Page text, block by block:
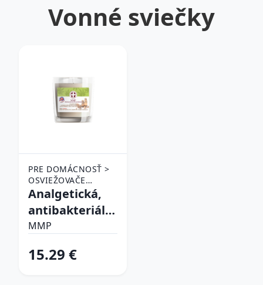
Vonné sviečky
PRE DOMÁCNOSŤ >
OSVIEŽOVAČE
VZDUCHU > VONNÉ
SVIEČKY
Analgetická,
antibakteriálna,
antivirotická
konope
MMP
15.29 €